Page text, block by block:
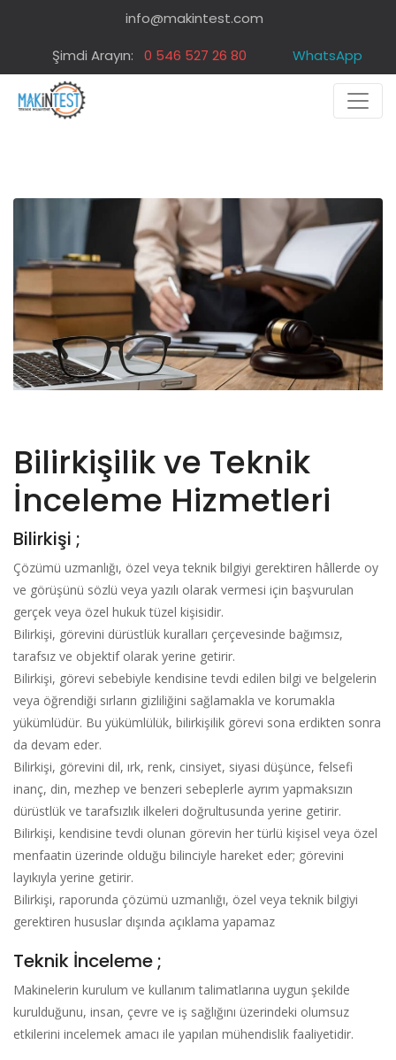
info@makintest.com
Şimdi Arayın:
0 546 527 26 80 WhatsApp
Bilirkişilik ve Teknik
İnceleme Hizmetleri
Bilirkişi ;
Çözümü uzmanlığı, özel veya teknik bilgiyi gerektiren hâllerde oy
ve görüşünü sözlü veya yazılı olarak vermesi için başvurulan
gerçek veya özel hukuk tüzel kişisidir.
Bilirkişi, görevini dürüstlük kuralları çerçevesinde bağımsız,
tarafsız ve objektif olarak yerine getirir.
Bilirkişi, görevi sebebiyle kendisine tevdi edilen bilgi ve belgelerin
veya öğrendiği sırların gizliliğini sağlamakla ve korumakla
yükümlüdür. Bu yükümlülük, bilirkişilik görevi sona erdikten sonra
da devam eder.
Bilirkişi, görevini dil, ırk, renk, cinsiyet, siyasi düşünce, felsefi
inanç, din, mezhep ve benzeri sebeplerle ayrım yapmaksızın
dürüstlük ve tarafsızlık ilkeleri doğrultusunda yerine getirir.
Bilirkişi, kendisine tevdi olunan görevin her türlü kişisel veya özel
menfaatin üzerinde olduğu bilinciyle hareket eder; görevini
layıkıyla yerine getirir.
Bilirkişi, raporunda çözümü uzmanlığı, özel veya teknik bilgiyi
gerektiren hususlar dışında açıklama yapamaz
Teknik İnceleme ;
Makinelerin kurulum ve kullanım talimatlarına uygun şekilde
kurulduğunu, insan, çevre ve iş sağlığını üzerindeki olumsuz
etkilerini incelemek amacı ile yapılan mühendislik faaliyetidir.